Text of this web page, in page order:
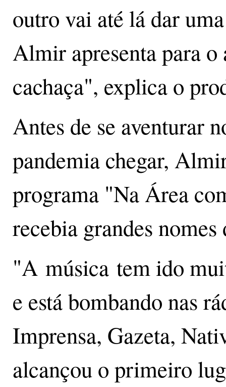
outro vai até lá dar
Almir apresenta para o
cachaça", explica o
Antes de se aventurar
pandemia chegar,
programa "Na Área
recebia grandes
"A música tem ido
e está bombando nas
Imprensa, Gazeta,
alcançou o primeiro